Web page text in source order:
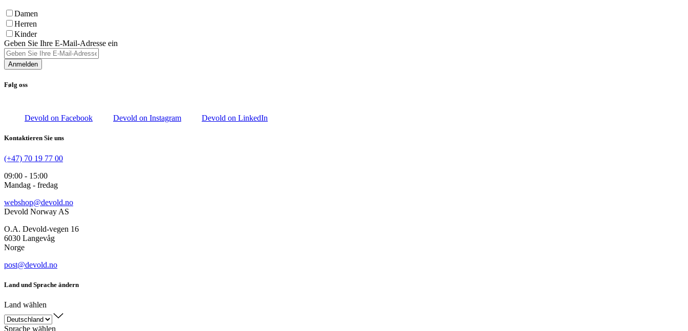
Damen
Herren
Kinder
Geben Sie Ihre E-Mail-Adresse ein
Anmelden
Følg oss
Devold on Facebook Devold on Instagram Devold on LinkedIn
Kontaktieren Sie uns
(+47) 70 19 77 00
09:00 - 15:00
Mandag - fredag
webshop@devold.no
Devold Norway AS
O.A. Devold-vegen 16
6030 Langevåg
Norge
post@devold.no
Land und Sprache ändern
Land wählen
Sprache wählen